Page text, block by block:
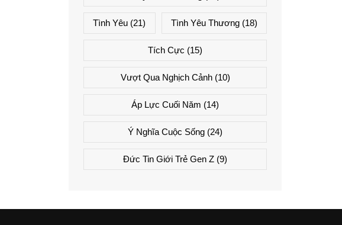
Tình Yêu (21) Tình Yêu Thương(18)
Tích Cực (15)
Vượt Qua Nghịch Cảnh(10)
Áp Lực Cuối Năm (14)
Ý Nghĩa Cuộc Sống (24)
Đức Tin Giới Trẻ Gen Z (9)